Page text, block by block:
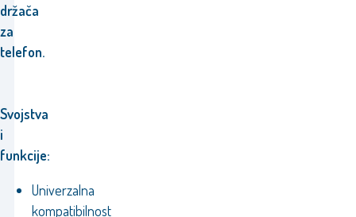
držača
za
telefon.
Svojstva
i
funkcije:
Univerzalna
kompatibilnost